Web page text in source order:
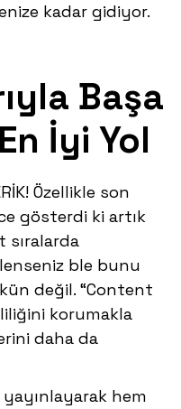
kadar gidiyor.
Başa
İyi Yol
Özellikle son
gösterdi ki artık
sıralarda
ble bunu
değil. “Content
korumakla
daha da
hem